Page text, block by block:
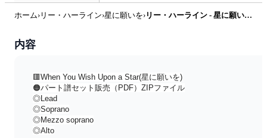
ホーム› リー・ハーライン›星に願いを› リー・ハーライン - 星に願いを (パート譜セット販売) by AQUA HOUSE MUSIC
内容
🟥When You Wish Upon a Star(星に願いを)
🟠パート譜セット販売（PDF）ZIPファイル
◎Lead
◎Soprano
◎Mezzo soprano
◎Alto